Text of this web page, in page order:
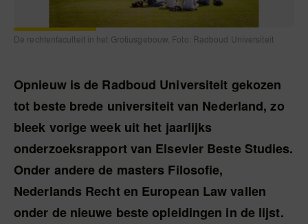
De rechtenfaculteit in het Grotiusgebouw. Foto: Radboud Universiteit
Opnieuw is de Radboud Universiteit gekozen
tot beste brede universiteit van Nederland, zo
bleek vorige week uit het jaarlijks
onderzoeksrapport van Elsevier Beste Studies.
Onder andere de masters Filosofie,
Nederlands Recht en European Law vallen
onder de nieuwe beste opleidingen in de lijst.